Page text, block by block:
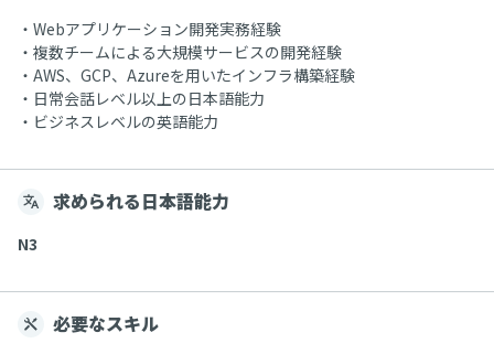
・Webアプリケーション開発実務経験
・複数チームによる大規模サービスの開発経験
・AWS、GCP、Azureを用いたインフラ構築経験
・日常会話レベル以上の日本語能力
・ビジネスレベルの英語能力
求められる日本語能力
N3
必要なスキル